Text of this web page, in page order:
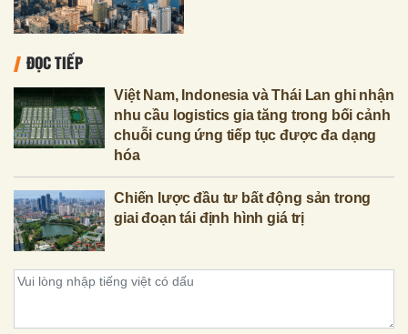
ĐỌC TIẾP
Việt Nam, Indonesia và Thái Lan ghi nhận
nhu cầu logistics gia tăng trong bối cảnh
chuỗi cung ứng tiếp tục được đa dạng
hóa
Chiến lược đầu tư bất động sản trong
giai đoạn tái định hình giá trị